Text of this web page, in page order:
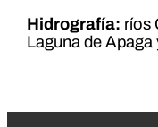
Hidrografía: ríos
Laguna de Apaga